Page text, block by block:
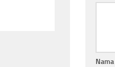
Nama